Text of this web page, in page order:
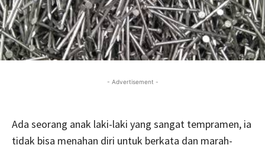
- Advertisement -
Ada seorang anak laki-laki yang sangat tempramen, ia
tidak bisa menahan diri untuk berkata dan marah-